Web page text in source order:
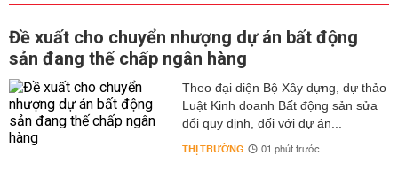
Đề xuất cho chuyển nhượng dự án bất động
sản đang thế chấp ngân hàng
Theo đại diện Bộ Xây dựng, dự thảo
Luật Kinh doanh Bất động sản sửa
đổi quy định, đối với dự án...
THỊ TRƯỜNG 01 phút trước